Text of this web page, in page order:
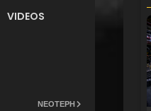
VIDEOS
ΝΕΌΤΕΡΗ